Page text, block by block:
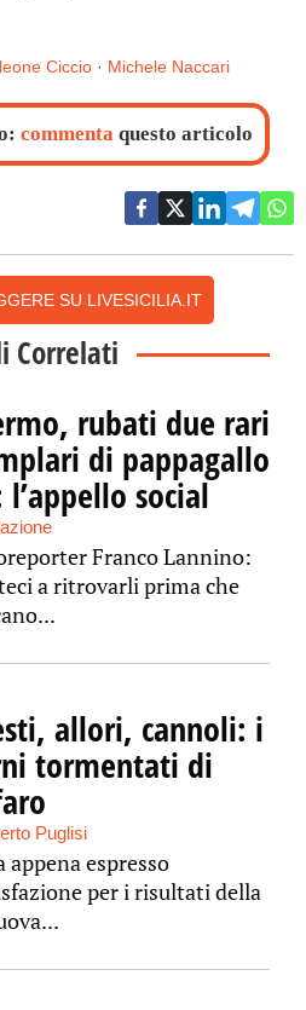
leone Ciccio · Michele Naccari
commenta questo articolo
SU LIVESICILIA.IT
Correlati
rubati due rari
di pappagallo
l’appello social
Franco Lannino:
a ritrovarli prima che
allori, cannoli: i
tormentati di
Puglisi
appena espresso
per i risultati della